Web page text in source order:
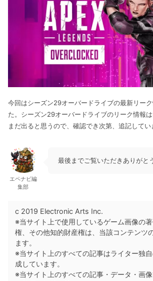
今回はシーズン29オーバードライブの最新リー
た。シーズン29オーバードライブのリーク情報
まだ出ると思うので、確認でき次第、追記してい
エペナビ編
集部
最後までご覧いただきありがと
c 2019 Electronic Arts Inc.
※当サイト上で使用しているゲーム画像の
権、その他知的財産権は、当該コンテンツ
ます。
※当サイト上のすべての記事はライター独
成しています。
※当サイト上のすべての記事・データ・画